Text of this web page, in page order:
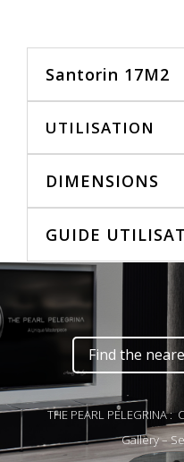
Santorin 17M2
UTILISATION
DIMENSIONS
GUIDE
Find the
THE PEARL PELEGRINA
Gallery –